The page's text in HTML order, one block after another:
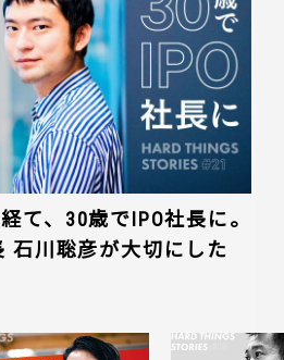
て、30歳でIPO社長に。
石川聡彦が大切にした